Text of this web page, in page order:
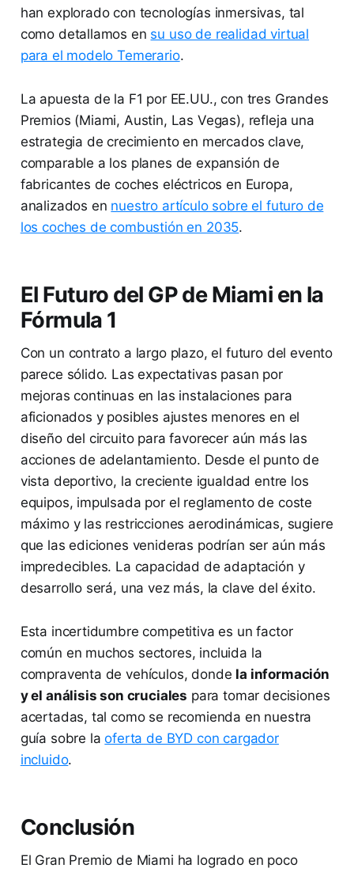
han explorado con tecnologías inmersivas, tal
como detallamos en su uso de realidad virtual
para el modelo Temerario.
La apuesta de la F1 por EE.UU., con tres Grandes
Premios (Miami, Austin, Las Vegas), refleja una
estrategia de crecimiento en mercados clave,
comparable a los planes de expansión de
fabricantes de coches eléctricos en Europa,
analizados en nuestro artículo sobre el futuro de
los coches de combustión en 2035.
El Futuro del GP de Miami en la
Fórmula 1
Con un contrato a largo plazo, el futuro del evento
parece sólido. Las expectativas pasan por
mejoras continuas en las instalaciones para
aficionados y posibles ajustes menores en el
diseño del circuito para favorecer aún más las
acciones de adelantamiento. Desde el punto de
vista deportivo, la creciente igualdad entre los
equipos, impulsada por el reglamento de coste
máximo y las restricciones aerodinámicas, sugiere
que las ediciones venideras podrían ser aún más
impredecibles. La capacidad de adaptación y
desarrollo será, una vez más, la clave del éxito.
Esta incertidumbre competitiva es un factor
común en muchos sectores, incluida la
compraventa de vehículos, donde la información
y el análisis son cruciales para tomar decisiones
acertadas, tal como se recomienda en nuestra
guía sobre laoferta de BYD con cargador
incluido.
Conclusión
El Gran Premio de Miami ha logrado en poco